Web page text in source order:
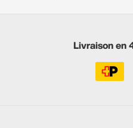
Livraison en